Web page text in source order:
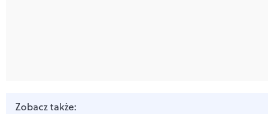
Zobacz także: